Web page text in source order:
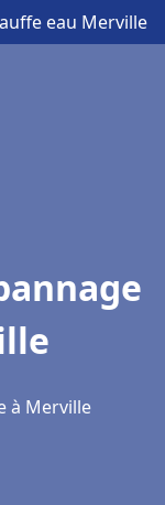
eau Merville
à Merville